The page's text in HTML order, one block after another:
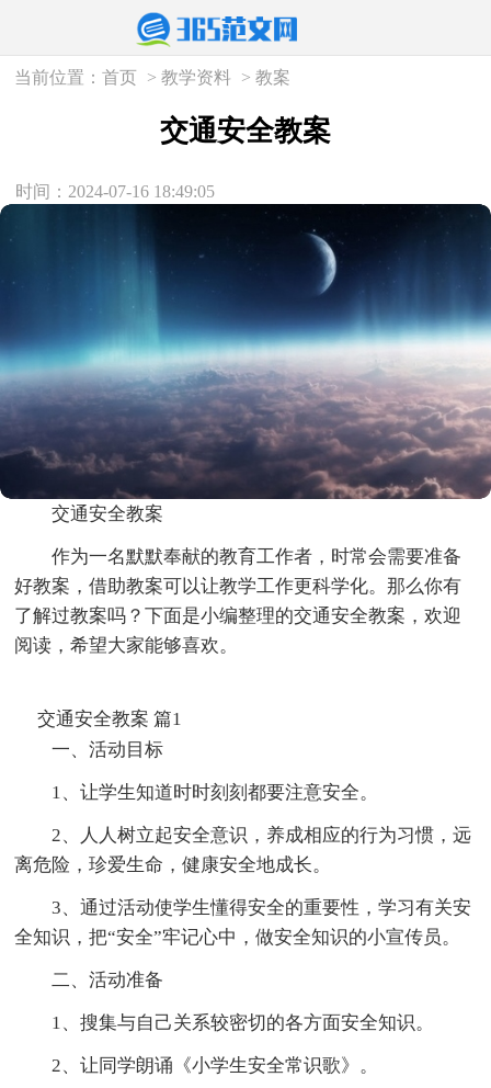
当前位置：首页 >教学资料 >教案
交通安全教案
时间：2024-07-16 18:49:05
交通安全教案
作为一名默默奉献的教育工作者，时常会需要准备
好教案，借助教案可以让教学工作更科学化。那么你有
了解过教案吗？下面是小编整理的交通安全教案，欢迎
阅读，希望大家能够喜欢。
交通安全教案 篇1
一、活动目标
1、让学生知道时时刻刻都要注意安全。
2、人人树立起安全意识，养成相应的行为习惯，远
离危险，珍爱生命，健康安全地成长。
3、通过活动使学生懂得安全的重要性，学习有关安
全知识，把“安全”牢记心中，做安全知识的小宣传员。
二、活动准备
1、搜集与自己关系较密切的各方面安全知识。
2、让同学朗诵《小学生安全常识歌》。